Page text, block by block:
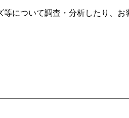
について調査・分析したり、